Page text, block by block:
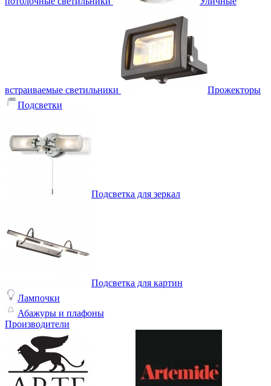
встраиваемые светильники
Прожекторы
Подсветки
Подсветка для зеркал
Подсветка для картин
Лампочки
Абажуры и плафоны
Производители